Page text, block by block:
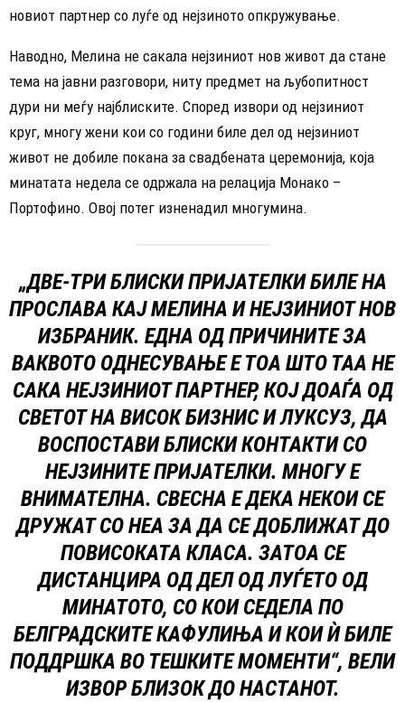
новиот партнер со луѓе од нејзиното опкружување.
Наводно, Мелина не сакала нејзиниот нов живот да стане
тема на јавни разговори, ниту предмет на љубопитност
дури ни меѓу најблиските. Според извори од нејзиниот
круг, многу жени кои со години биле дел од нејзиниот
живот не добиле покана за свадбената церемонија, која
минатата недела се одржала на релација Монако –
Портофино. Овој потег изненадил многумина.
„ДВЕ-ТРИ БЛИСКИ ПРИЈАТЕЛКИ БИЛЕ НА
ПРОСЛАВА КАЈ МЕЛИНА И НЕЈЗИНИОТ НОВ
ИЗБРАНИК. ЕДНА ОД ПРИЧИНИТЕ ЗА
ВАКВОТО ОДНЕСУВАЊЕ Е ТОА ШТО ТАА НЕ
САКА НЕЈЗИНИОТ ПАРТНЕР, КОЈ ДОАЃА ОД
СВЕТОТ НА ВИСОК БИЗНИС И ЛУКСУЗ, ДА
ВОСПОСТАВИ БЛИСКИ КОНТАКТИ СО
НЕЈЗИНИТЕ ПРИЈАТЕЛКИ. МНОГУ Е
ВНИМАТЕЛНА. СВЕСНА Е ДЕКА НЕКОИ СЕ
ДРУЖАТ СО НЕА ЗА ДА СЕ ДОБЛИЖАТ ДО
ПОВИСОКАТА КЛАСА. ЗАТОА СЕ
ДИСТАНЦИРА ОД ДЕЛ ОД ЛУЃЕТО ОД
МИНАТОТО, СО КОИ СЕДЕЛА ПО
БЕЛГРАДСКИТЕ КАФУЛИЊА И КОИ Ѝ БИЛЕ
ПОДДРШКА ВО ТЕШКИТЕ МОМЕНТИ“, ВЕЛИ
ИЗВОР БЛИЗОК ДО НАСТАНОТ.